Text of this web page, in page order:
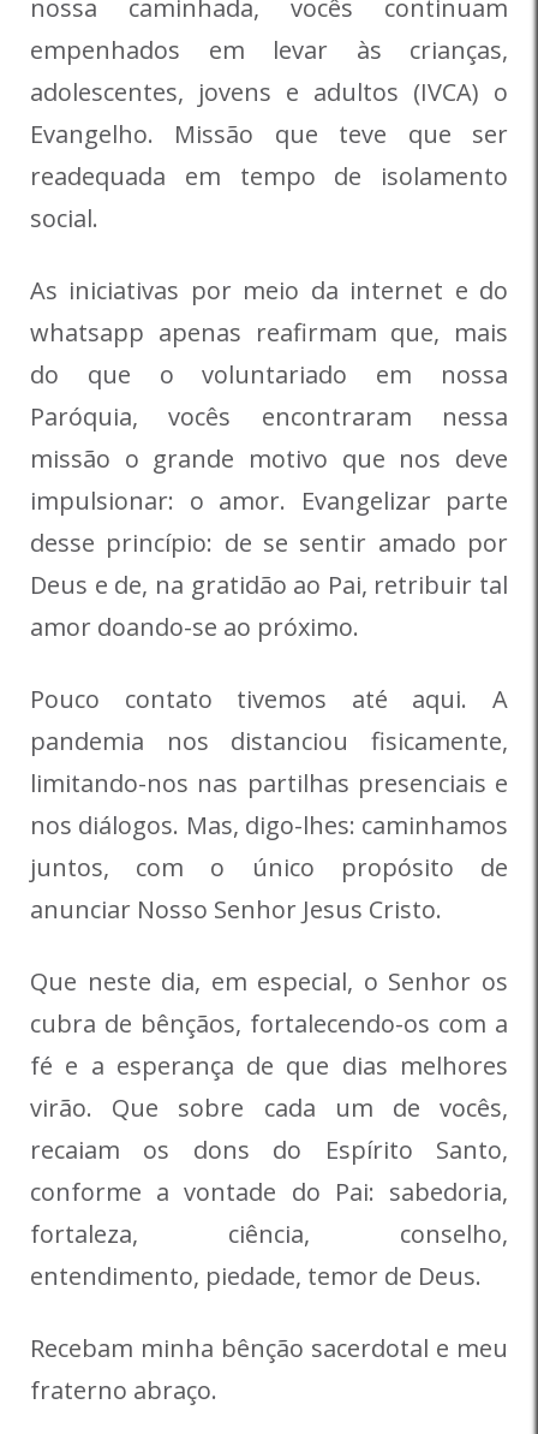
nossa caminhada, vocês continuam
empenhados em levar às crianças,
adolescentes, jovens e adultos (IVCA) o
Evangelho. Missão que teve que ser
readequada em tempo de isolamento
social.
As iniciativas por meio da internet e do
whatsapp apenas reafirmam que, mais
do que o voluntariado em nossa
Paróquia, vocês encontraram nessa
missão o grande motivo que nos deve
impulsionar: o amor. Evangelizar parte
desse princípio: de se sentir amado por
Deus e de, na gratidão ao Pai, retribuir tal
amor doando-se ao próximo.
Pouco contato tivemos até aqui. A
pandemia nos distanciou fisicamente,
limitando-nos nas partilhas presenciais e
nos diálogos. Mas, digo-lhes: caminhamos
juntos, com o único propósito de
anunciar Nosso Senhor Jesus Cristo.
Que neste dia, em especial, o Senhor os
cubra de bênçãos, fortalecendo-os com a
fé e a esperança de que dias melhores
virão. Que sobre cada um de vocês,
recaiam os dons do Espírito Santo,
conforme a vontade do Pai: sabedoria,
fortaleza, ciência, conselho,
entendimento, piedade, temor de Deus.
Recebam minha bênção sacerdotal e meu
fraterno abraço.